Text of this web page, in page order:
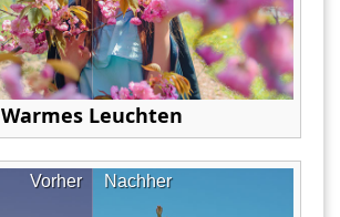
Warmes Leuchten
Nachher
Vorher